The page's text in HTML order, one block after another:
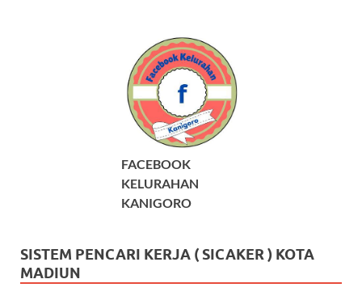
FACEBOOK
KELURAHAN
KANIGORO
SISTEM PENCARI KERJA ( SICAKER ) KOTA
MADIUN